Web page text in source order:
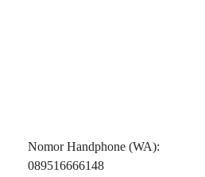
Nomor Handphone (WA):
089516666148